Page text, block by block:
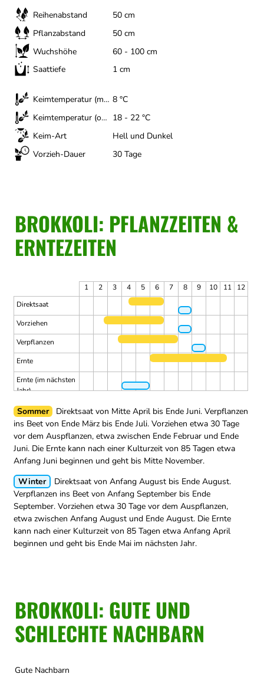
Reihenabstand
50 cm
Pflanzabstand
50 cm
Wuchshöhe
60 - 100 cm
Saattiefe
1 cm
Keimtemperatur (minimal)
8 °C
Keimtemperatur (optimal)
18 - 22 °C
Keim-Art
Hell und Dunkel
Vorzieh-Dauer
30 Tage
BROKKOLI: PFLANZZEITEN &
ERNTEZEITEN
1 2 3 4 5 6 7 8 9 10 11
12
Direktsaat
Vorziehen
Verpflanzen
Ernte
Ernte (im nächsten
Jahr)
Sommer Direktsaat von Mitte April bis Ende Juni. Verpflanzen
ins Beet von Ende März bis Ende Juli. Vorziehen etwa 30 Tage
vor dem Auspflanzen, etwa zwischen Ende Februar und Ende
Juni. Die Ernte kann nach einer Kulturzeit von 85 Tagen etwa
Anfang Juni beginnen und geht bis Mitte November.
Winter
Direktsaat von Anfang August bis Ende August.
Verpflanzen ins Beet von Anfang September bis Ende
September. Vorziehen etwa 30 Tage vor dem Auspflanzen,
etwa zwischen Anfang August und Ende August. Die Ernte
kann nach einer Kulturzeit von 85 Tagen etwa Anfang April
beginnen und geht bis Ende Mai im nächsten Jahr.
BROKKOLI: GUTE UND
SCHLECHTE NACHBARN
Gute Nachbarn